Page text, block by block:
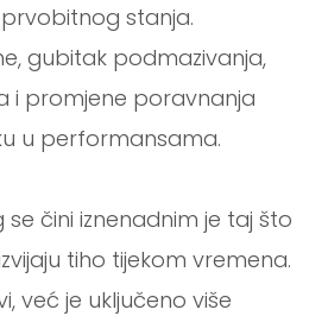
stanja.
gubitak podmazivanja,
i promjene poravnanja
u performansama.
se čini iznenadnim je taj što
tiho tijekom vremena.
već je uključeno više